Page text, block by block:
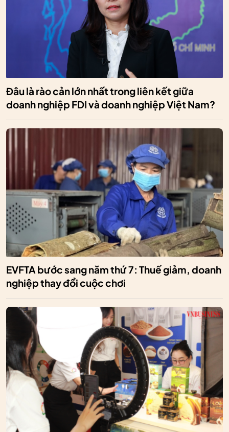
Đâu là rào cản lớn nhất trong liên kết giữa
doanh nghiệp FDI và doanh nghiệp Việt Nam?
EVFTA bước sang năm thứ 7: Thuế giảm, doanh
nghiệp thay đổi cuộc chơi